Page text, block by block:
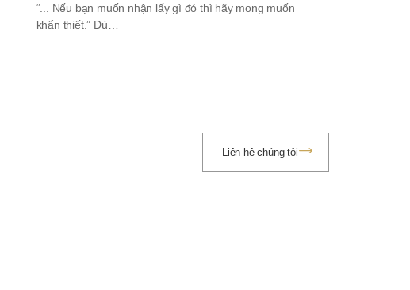
“... Nếu bạn muốn nhận lấy gì đó thì hãy mong muốn
khẩn thiết.” Dù…
Liên hệ chúng tôi